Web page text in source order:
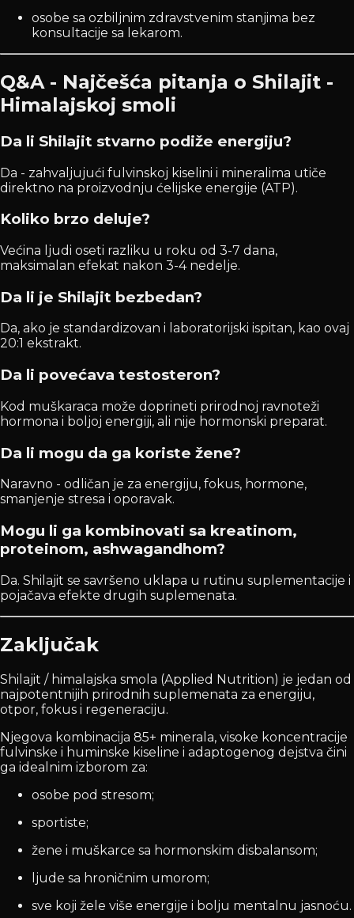
osobe sa ozbiljnim zdravstvenim stanjima bez
konsultacije sa lekarom.
Q&A - Najčešća pitanja o Shilajit -
Himalajskoj smoli
Da li Shilajit stvarno podiže energiju?
Da - zahvaljujući fulvinskoj kiselini i mineralima utiče
direktno na proizvodnju ćelijske energije (ATP).
Koliko brzo deluje?
Većina ljudi oseti razliku u roku od 3-7 dana,
maksimalan efekat nakon 3-4 nedelje.
Da li je Shilajit bezbedan?
Da, ako je standardizovan i laboratorijski ispitan, kao ovaj
20:1 ekstrakt.
Da li povećava testosteron?
Kod muškaraca može doprineti prirodnoj ravnoteži
hormona i boljoj energiji, ali nije hormonski preparat.
Da li mogu da ga koriste žene?
Naravno - odličan je za energiju, fokus, hormone,
smanjenje stresa i oporavak.
Mogu li ga kombinovati sa kreatinom,
proteinom, ashwagandhom?
Da. Shilajit se savršeno uklapa u rutinu suplementacije i
pojačava efekte drugih suplemenata.
Zaključak
Shilajit / himalajska smola (Applied Nutrition) je jedan od
najpotentnijih prirodnih suplemenata za energiju,
otpor, fokus i regeneraciju.
Njegova kombinacija 85+ minerala, visoke koncentracije
fulvinske i huminske kiseline i adaptogenog dejstva čini
ga idealnim izborom za:
osobe pod stresom;
sportiste;
žene i muškarce sa hormonskim disbalansom;
ljude sa hroničnim umorom;
sve koji žele više energije i bolju mentalnu jasnoću.